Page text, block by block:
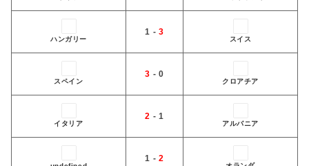
ハンガリー
1 - 3
スイス
スペイン
3 - 0
クロアチア
イタリア
2 - 1
アルバニア
1 - 2